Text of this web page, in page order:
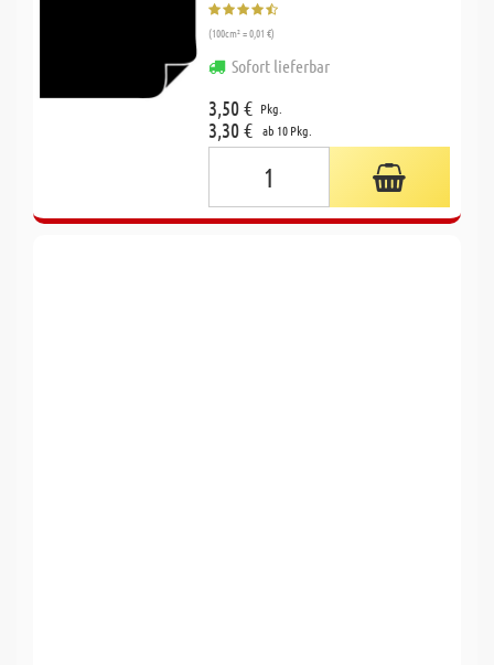
(100cm² = 0,01 €)
Sofort lieferbar
3,50 € Pkg.
3,30 € ab 10 Pkg.